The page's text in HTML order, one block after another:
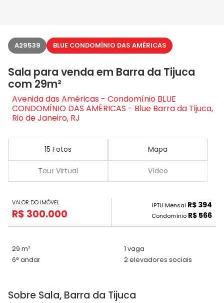
A29539 BLUE CONDOMÍNIO DAS AMÉRICAS
Sala para venda em Barra da Tijuca
com 29m²
Avenida das Américas - Condomínio BLUE
CONDOMÍNIO DAS AMÉRICAS - Blue Barra da Tijuca,
Rio de Janeiro, RJ
15 Fotos Mapa
Tour Virtual Vídeo
VALOR DO IMÓVEL
R$ 300.000
IPTU Mensal R$ 394
Condomínio R$ 566
29 m²
1 vaga
6° andar
2 elevadores sociais
Sobre Sala, Barra da Tijuca